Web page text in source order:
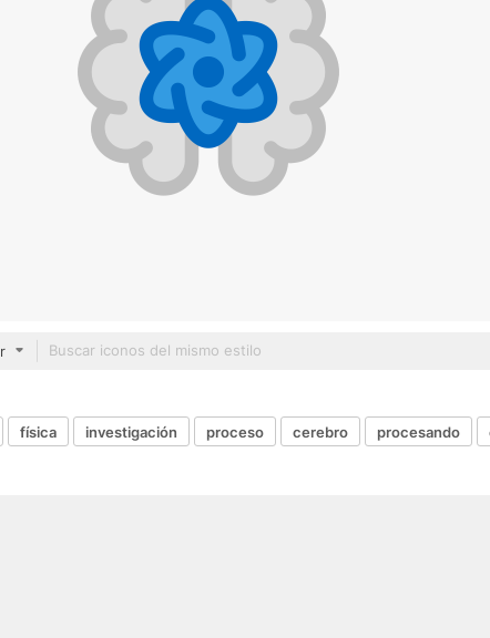
física investigación proceso cerebro procesando